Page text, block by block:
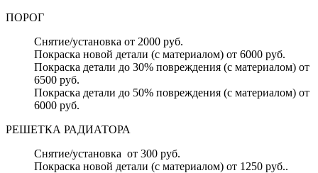
ПОРОГ
Снятие/установка от 2000 руб.
Покраска новой детали (с материалом) от 6000 руб.
Покраска детали до 30% повреждения (с материалом) от
6500 руб.
Покраска детали до 50% повреждения (с материалом) от
6000 руб.
РЕШЕТКА РАДИАТОРА
Снятие/установка от 300 руб.
Покраска новой детали (с материалом) от 1250 руб..